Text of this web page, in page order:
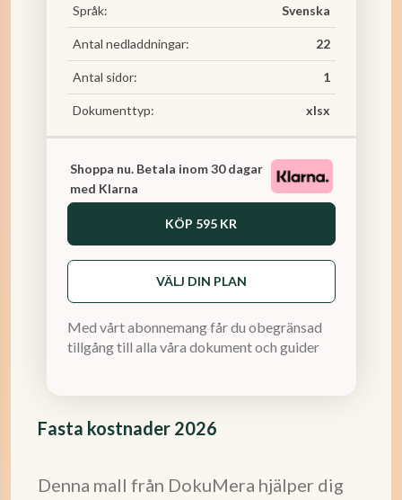
Fasta kostnader 2026
Denna mall från DokuMera hjälper dig
Språk: Svenska
Antal nedladdningar: 22
Antal sidor: 1
Dokumenttyp: xlsx
Shoppa nu. Betala inom 30 dagar
med Klarna
KÖP 595 KR
VÄLJ DIN PLAN
Med vårt abonnemang får du obegränsad
tillgång till alla våra dokument och guider